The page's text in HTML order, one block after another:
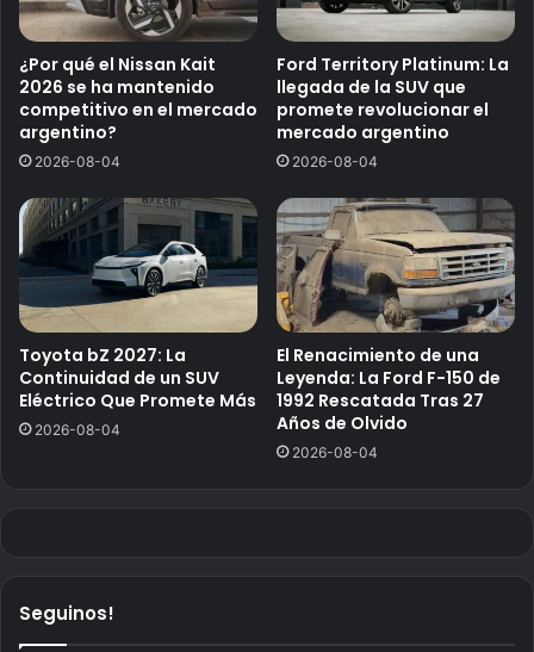
¿Por qué el Nissan Kait
2026 se ha mantenido
competitivo en el mercado
argentino?
2026-08-04
Ford Territory Platinum: La
llegada de la SUV que
promete revolucionar el
mercado argentino
2026-08-04
Toyota bZ 2027: La
Continuidad de un SUV
Eléctrico Que Promete Más
2026-08-04
El Renacimiento de una
Leyenda: La Ford F-150 de
1992 Rescatada Tras 27
Años de Olvido
2026-08-04
Seguinos!